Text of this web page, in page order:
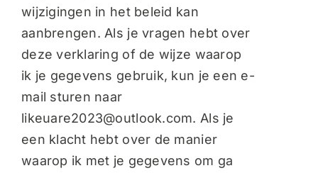
wijzigingen in het beleid kan
aanbrengen. Als je vragen hebt over
deze verklaring of de wijze waarop
ik je gegevens gebruik, kun je een e-
mail sturen naar
likeuare2023@outlook.com. Als je
een klacht hebt over de manier
waarop ik met je gegevens om ga